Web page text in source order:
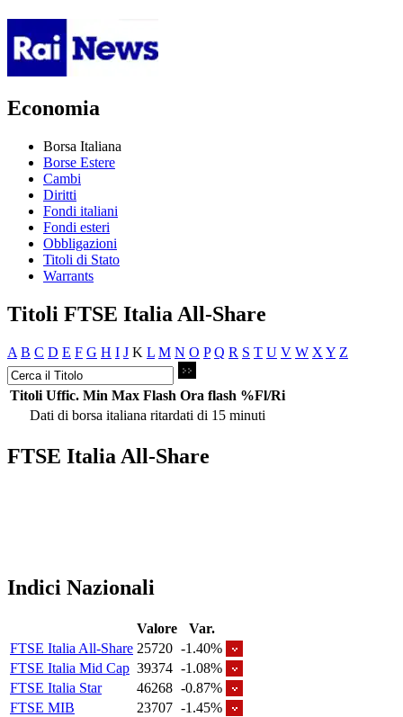
Economia
Borsa Italiana
Borse Estere
Cambi
Diritti
Fondi italiani
Fondi esteri
Obbligazioni
Titoli di Stato
Warrants
Titoli FTSE Italia All-Share
A B C D E F G H I J K L M N O P Q R S T U V W X Y Z
Titoli Uffic. Min Max Flash Ora flash %Fl/Ri
Dati di borsa italiana ritardati di 15 minuti
FTSE Italia All-Share
Indici Nazionali
Valore
Var.
FTSE Italia All-Share 25720 -1.40%
FTSE Italia Mid Cap 39374 -1.08%
FTSE Italia Star
46268 -0.87%
FTSE MIB
23707 -1.45%